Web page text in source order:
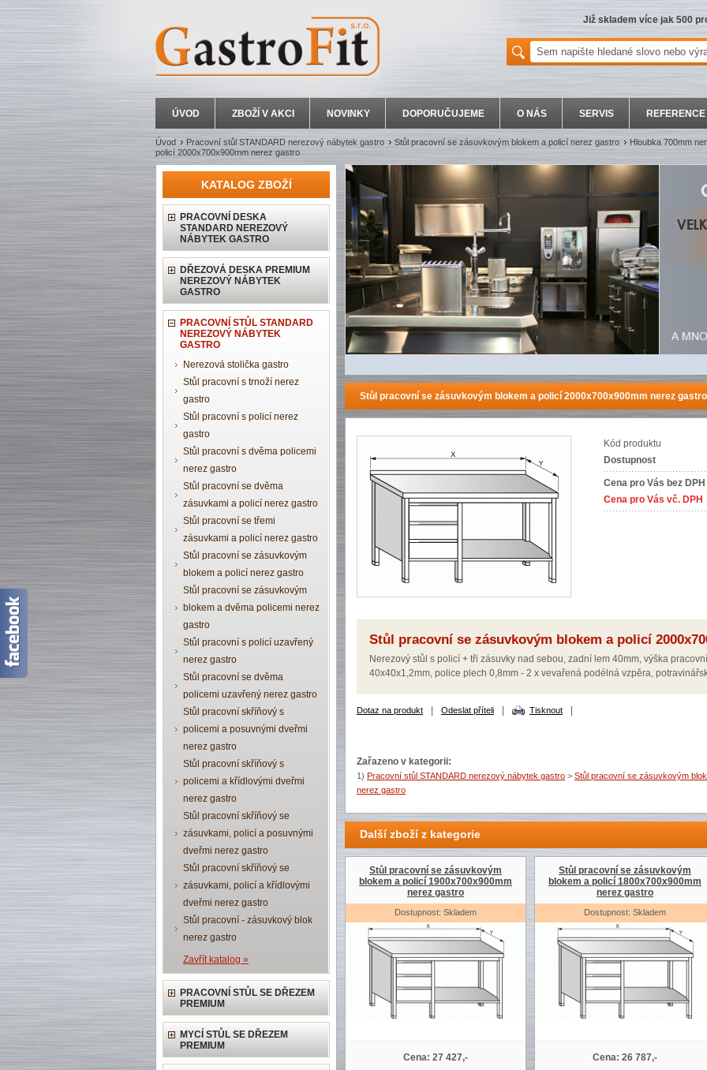
Již skladem více jak 500
ÚVOD ZBOŽÍ V AKCI NOVINKY DOPORUČUJEME O NÁS SERVIS REFERENCE
Úvod Pracovní stůl STANDARD nerezový nábytek gastro Stůl pracovní se zásuvkovým blokem a policí nerez gastro
Hloubka 700mm
policí 2000x700x900mm nerez gastro
KATALOG ZBOŽÍ
PRACOVNÍ DESKA
STANDARD NEREZOVÝ
NÁBYTEK GASTRO
DŘEZOVÁ DESKA PREMIUM
NEREZOVÝ NÁBYTEK
GASTRO
PRACOVNÍ STŮL STANDARD
NEREZOVÝ NÁBYTEK
GASTRO
Nerezová stolička gastro
Stůl pracovní s trnoží nerez
gastro
Stůl pracovní s policí nerez
gastro
Stůl pracovní s dvěma policemi
nerez gastro
Stůl pracovní se dvěma
zásuvkami a policí nerez gastro
Stůl pracovní se třemi
zásuvkami a policí nerez gastro
Stůl pracovní se zásuvkovým
blokem a policí nerez gastro
Stůl pracovní se zásuvkovým
blokem a dvěma policemi nerez
gastro
Stůl pracovní s policí uzavřený
nerez gastro
Stůl pracovní se dvěma
policemi uzavřený nerez gastro
Stůl pracovní skříňový s
policemi a posuvnými dveřmi
nerez gastro
Stůl pracovní skříňový s
policemi a křídlovými dveřmi
nerez gastro
Stůl pracovní skříňový se
zásuvkami, policí a posuvnými
dveřmi nerez gastro
Stůl pracovní skříňový se
zásuvkami, policí a křídlovými
dveřmi nerez gastro
Stůl pracovní - zásuvkový blok
nerez gastro
Zavřít katalog »
PRACOVNÍ STŮL SE DŘEZEM
PREMIUM
MYCÍ STŮL SE DŘEZEM
PREMIUM
Stůl pracovní se zásuvkovým blokem a policí 2000x700x900mm nerez gastro
Kód produktu
Dostupnost
Cena pro Vás bez DPH
Cena pro Vás vč. DPH
Stůl pracovní se zásuvkovým blokem a policí
Nerezový stůl s policí + tři zásuvky nad sebou, zadní lem 40mm, výška
40x40x1,2mm, police plech 0,8mm - 2 x vevařená podélná vzpěra,
Dotaz na produkt Odeslat příteli Tisknout
Zařazeno v kategorii:
1) Pracovní stůl STANDARD nerezový nábytek gastro > Stůl pracovní se zásuvkovým
nerez gastro
Další zboží z kategorie
Stůl pracovní se zásuvkovým
blokem a policí 1900x700x900mm
nerez gastro
Dostupnost: Skladem
Cena: 27 427,-
Stůl pracovní se zásuvkovým
blokem a policí 1800x700x900mm
nerez gastro
Dostupnost: Skladem
Cena: 26 787,-